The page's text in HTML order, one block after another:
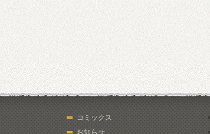
コミックス
お知らせ